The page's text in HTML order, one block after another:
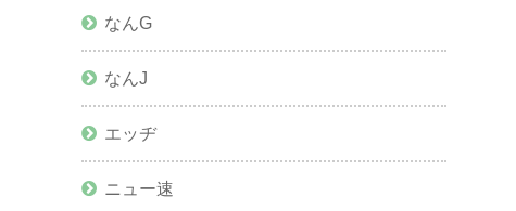
なんG
なんJ
エッヂ
ニュー速